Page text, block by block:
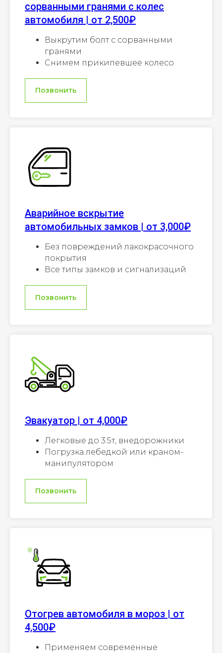
сорванными гранями с колес
автомобиля | от 2,500₽
Выкрутим болт с сорванными
гранями
Снимем прикипевшее колесо
Позвонить
Аварийное вскрытие
автомобильных замков | от 3,000₽
Без повреждений лакокрасочного
покрытия
Все типы замков и сигнализаций
Позвонить
Эвакуатор | от 4,000₽
Легковые до 3.5т, внедорожники
Погрузка лебедкой или краном-
манипулятором
Позвонить
Отогрев автомобиля в мороз | от
4,500₽
Применяем современные